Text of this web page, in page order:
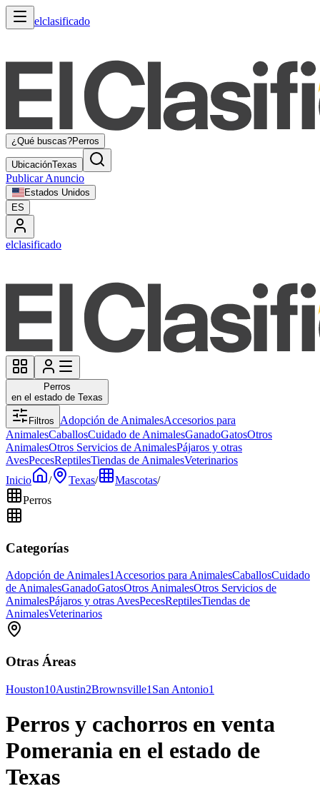
elclasificado
¿Qué buscas?Perros
UbicaciónTexas
Publicar Anuncio
Estados Unidos
ES
elclasificado
Perros
en el estado de Texas
Filtros Adopción de AnimalesAccesorios para
AnimalesCaballosCuidado de AnimalesGanadoGatosOtros
AnimalesOtros Servicios de AnimalesPájaros y otras
AvesPecesReptilesTiendas de AnimalesVeterinarios
Inicio
/ Texas/ Mascotas/
Perros
Categorías
Adopción de Animales1Accesorios para AnimalesCaballosCuidado
de AnimalesGanadoGatosOtros AnimalesOtros Servicios de
AnimalesPájaros y otras AvesPecesReptilesTiendas de
AnimalesVeterinarios
Otras Áreas
Houston10Austin2Brownsville1 San Antonio1
Perros y cachorros en venta
Pomerania en el estado de
Texas